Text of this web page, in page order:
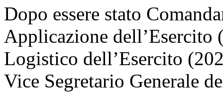
Dopo essere stato
Applicazione dell’Esercito
Logistico dell’Esercito
Vice Segretario Generale